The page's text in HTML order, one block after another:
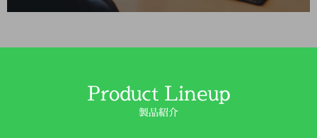
Product Lineup
製品紹介